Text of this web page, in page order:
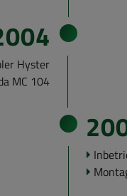
Hys­ter
MC 104